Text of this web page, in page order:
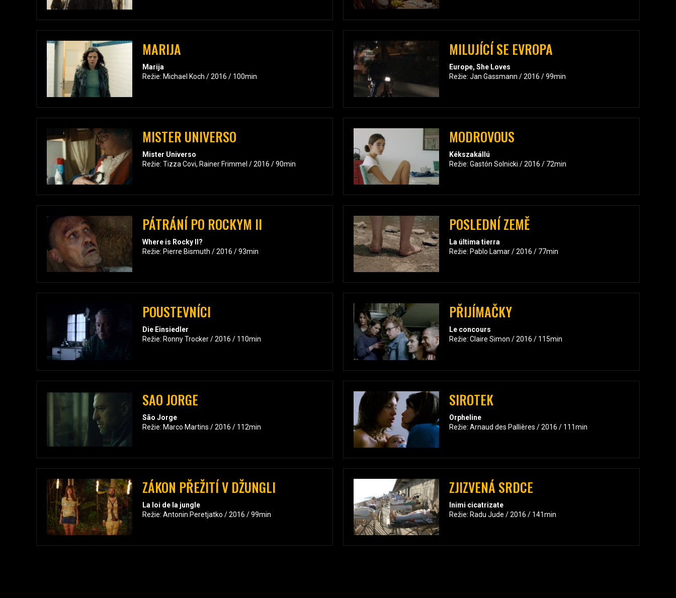
MARIJA
Marija
Režie: Michael Koch / 2016 / 100min
MILUJÍCÍ SE EVROPA
Europe, She Loves
Režie: Jan Gassmann / 2016 / 99min
MISTER UNIVERSO
Mister Universo
Režie: Tizza Covi, Rainer Frimmel / 2016 / 90min
MODROVOUS
Kékszakállú
Režie: Gastón Solnicki / 2016 / 72min
PÁTRÁNÍ PO ROCKYM II
Where is Rocky II?
Režie: Pierre Bismuth / 2016 / 93min
POSLEDNÍ ZEMĚ
La última tierra
Režie: Pablo Lamar / 2016 / 77min
POUSTEVNÍCI
Die Einsiedler
Režie: Ronny Trocker / 2016 / 110min
PŘIJÍMAČKY
Le concours
Režie: Claire Simon / 2016 / 115min
SAO JORGE
São Jorge
Režie: Marco Martins / 2016 / 112min
SIROTEK
Orpheline
Režie: Arnaud des Pallières / 2016 / 111min
ZÁKON PŘEŽITÍ V DŽUNGLI
La loi de la jungle
Režie: Antonin Peretjatko / 2016 / 99min
ZJIZVENÁ SRDCE
Inimi cicatrizate
Režie: Radu Jude / 2016 / 141min